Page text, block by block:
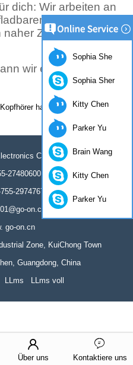
dich: Wir arbeiten an
leisen Disco-
naher Zukunft
wir es beenden, ich
hat die neuesten LED-
Co., Ltd
27480600
29747676
on.cn
go-on.cn
Zone, KuiChong Town
Guangdong, China
LLms LLms voll
Über uns Kontaktiere uns
Sophia She
Sophia Sher
Kitty Chen
Parker Yu
Brain Wang
Kitty Chen
Parker Yu